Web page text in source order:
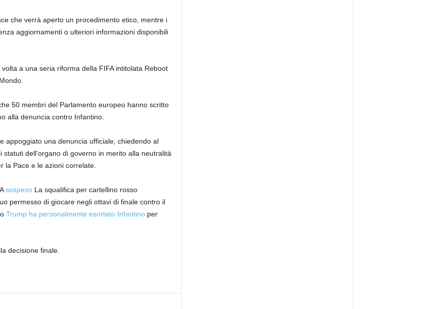
che verrà aperto un procedimento etico, mentre i
aggiornamenti o ulteriori informazioni disponibili
a una seria riforma della FIFA intitolata Reboot
50 membri del Parlamento europeo hanno scritto
alla denuncia contro Infantino.
appoggiato una denuncia ufficiale, chiedendo al
dell’organo di governo in merito alla neutralità
la Pace e le azioni correlate.
sospesoLa squalifica per cartellino rosso
permesso di giocare negli ottavi di finale contro il
Trump ha personalmente esortato Infantinoper
decisione finale.